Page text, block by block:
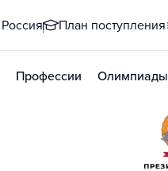
Россия План поступления
Профессии Олимпиады